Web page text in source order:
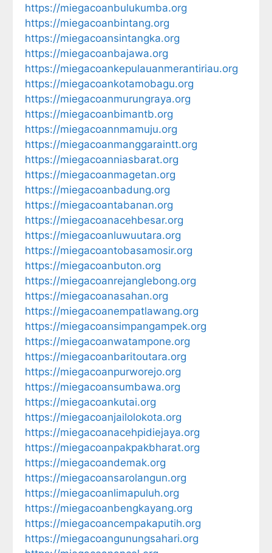
https://miegacoanbulukumba.org
https://miegacoanbintang.org
https://miegacoansintangka.org
https://miegacoanbajawa.org
https://miegacoankepulauanmerantiriau.org
https://miegacoankotamobagu.org
https://miegacoanmurungraya.org
https://miegacoanbimantb.org
https://miegacoannmamuju.org
https://miegacoanmanggaraintt.org
https://miegacoanniasbarat.org
https://miegacoanmagetan.org
https://miegacoanbadung.org
https://miegacoantabanan.org
https://miegacoanacehbesar.org
https://miegacoanluwuutara.org
https://miegacoantobasamosir.org
https://miegacoanbuton.org
https://miegacoanrejanglebong.org
https://miegacoanasahan.org
https://miegacoanempatlawang.org
https://miegacoansimpangampek.org
https://miegacoanwatampone.org
https://miegacoanbaritoutara.org
https://miegacoanpurworejo.org
https://miegacoansumbawa.org
https://miegacoankutai.org
https://miegacoanjailolokota.org
https://miegacoanacehpidiejaya.org
https://miegacoanpakpakbharat.org
https://miegacoandemak.org
https://miegacoansarolangun.org
https://miegacoanlimapuluh.org
https://miegacoanbengkayang.org
https://miegacoancempakaputih.org
https://miegacoangunungsahari.org